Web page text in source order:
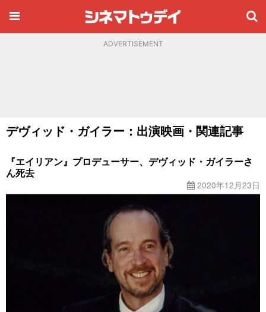
ADVERTISEMENT
デヴィッド・ガイラー：出演映画・関連記事
『エイリアン』プロデューサー、デヴィッド・ガイラーさ
ん死去
2020年12月23日